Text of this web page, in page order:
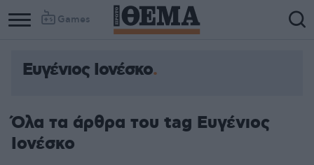
Games
Ευγένιος Ιονέσκο
Όλα τα άρθρα του tag Ευγένιος
Ιονέσκο